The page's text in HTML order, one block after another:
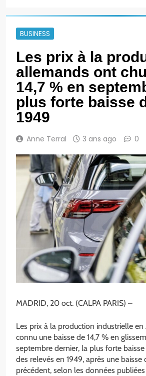
BUSINESS
Les prix à la
allemands ont
14,7 % en
plus forte baisse
1949
Anne Terral 3 ans ago 0
MADRID, 20 oct. (CALPA PARIS) –
Les prix à la production industrielle
connu une baisse de 14,7 % en
septembre dernier, la plus forte
des relevés en 1949, après une baisse
précédent, selon les données publiées